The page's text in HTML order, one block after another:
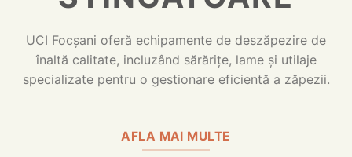
UCI Focșani oferă echipamente de deszăpezire de
înaltă calitate, incluzând sărărițe, lame și utilaje
specializate pentru o gestionare eficientă a zăpezii.
AFLA MAI MULTE